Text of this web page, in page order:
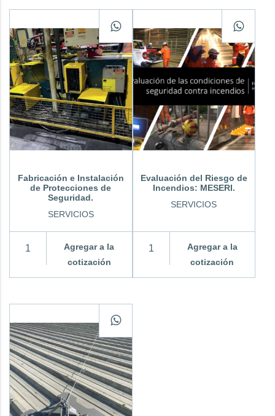
Fabricación e Instalación
de Protecciones de
Seguridad.
SERVICIOS
Agregar a la
cotización
Evaluación del Riesgo de
Incendios: MESERI.
SERVICIOS
Agregar a la
cotización